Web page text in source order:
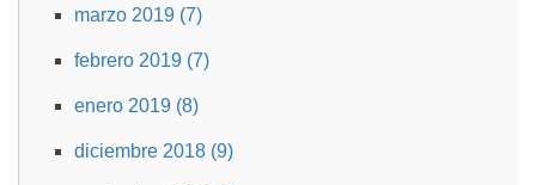
marzo 2019 (7)
febrero 2019 (7)
enero 2019 (8)
diciembre 2018 (9)